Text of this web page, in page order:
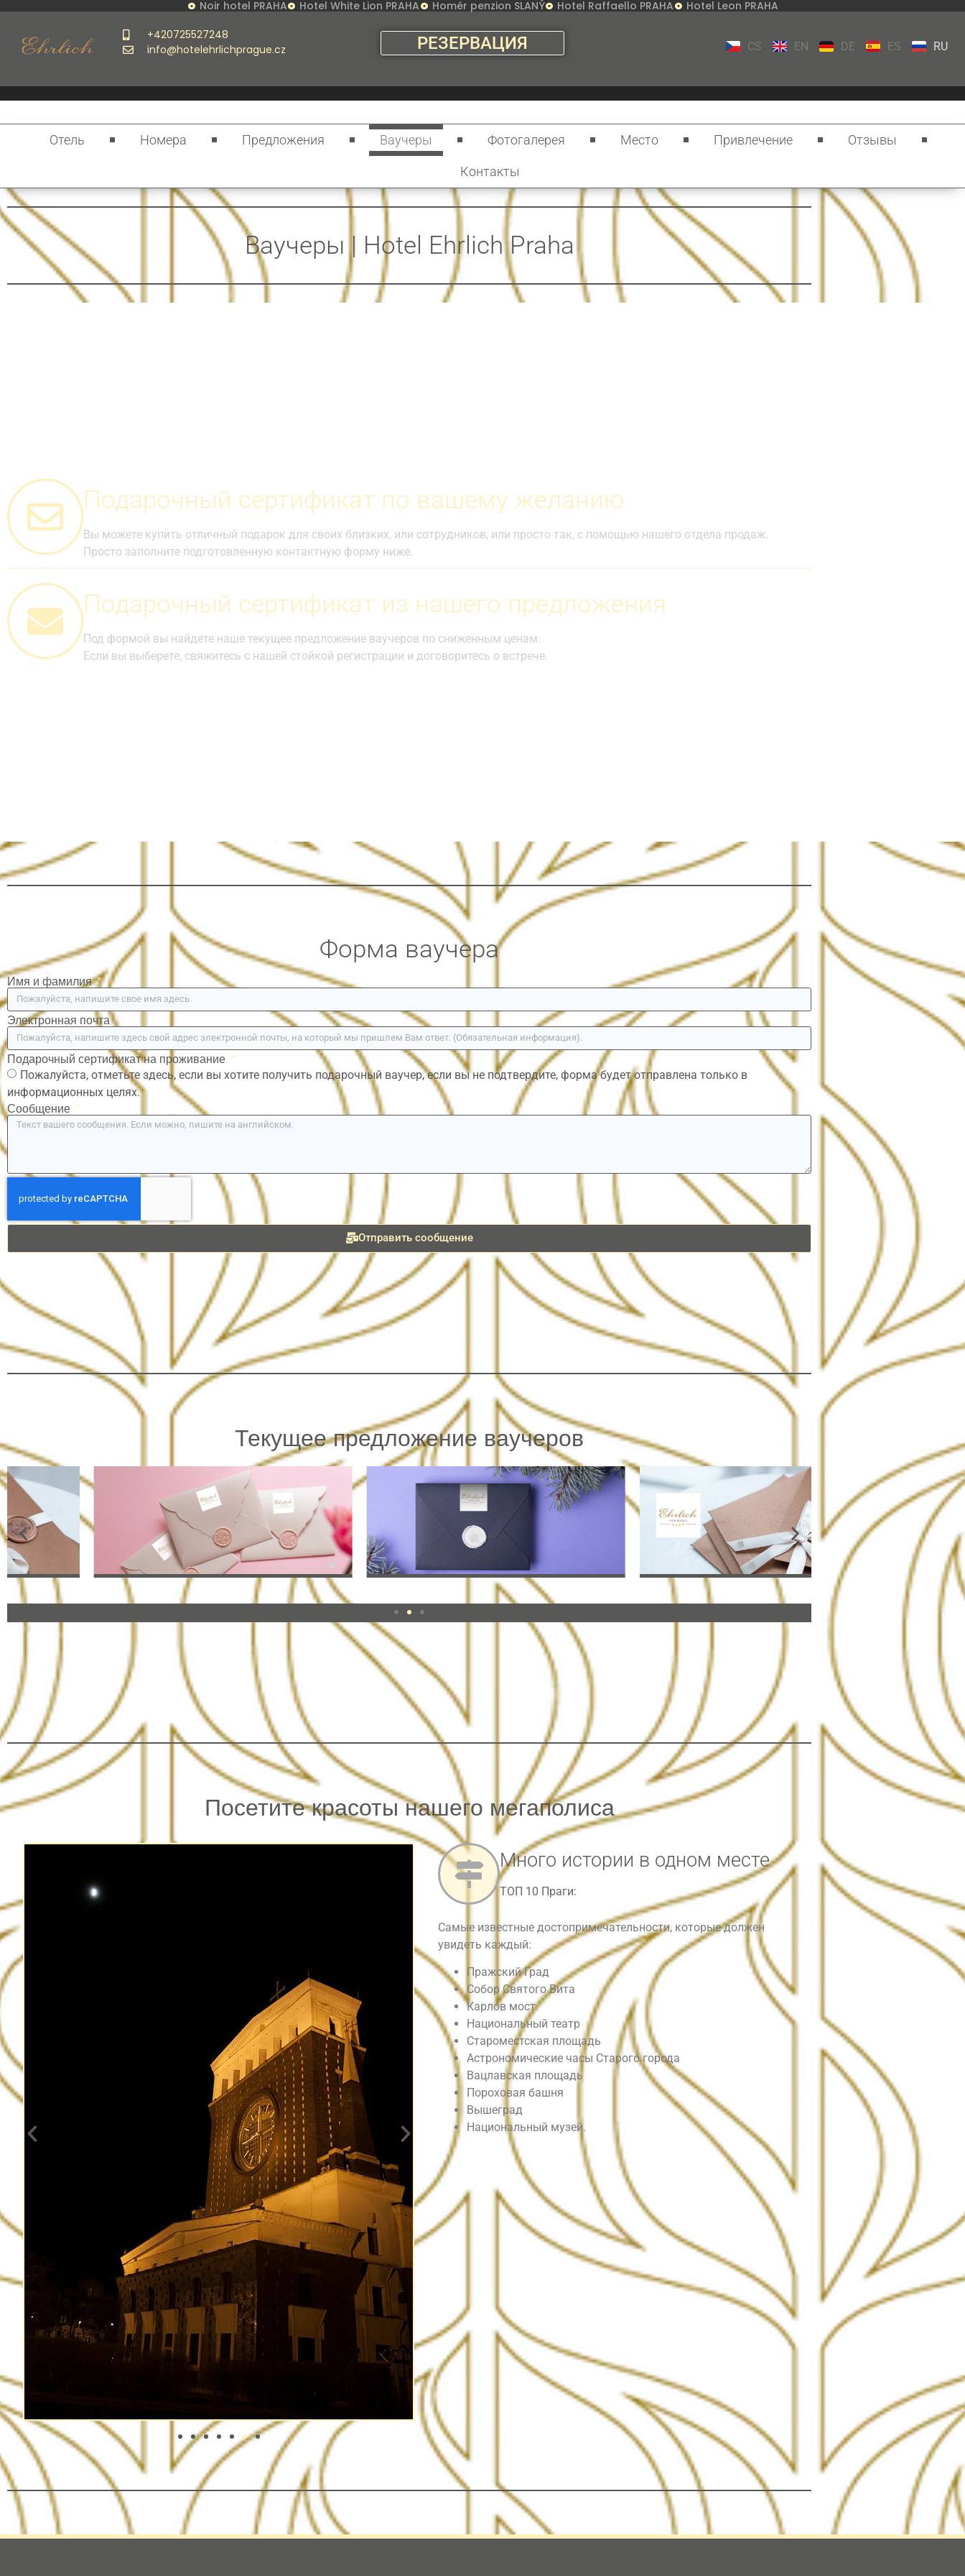
+420725527248
info@hotelehrlichprague.cz
РЕЗЕРВАЦИЯ CS EN DE ES RU
Noir hotel PRAHA Hotel White Lion PRAHA Homér penzion SLANÝ Hotel Raffaello PRAHA Hotel Leon PRAHA
Отель Номера Предложения Ваучеры Фотогалерея Место Привлечение Отзывы
Контакты
Ваучеры | Hotel Ehrlich Praha
Подарочный сертификат по вашему желанию
Вы можете купить отличный подарок для своих близких, или сотрудников, или просто так, с помощью нашего отдела продаж.
Просто заполните подготовленную контактную форму ниже.
Подарочный сертификат из нашего предложения
Под формой вы найдете наше текущее предложение ваучеров по сниженным ценам.
Если вы выберете, свяжитесь с нашей стойкой регистрации и договоритесь о встрече.
Форма ваучера
Имя и фамилия
Электронная почта
Подарочный сертификат на проживание
Пожалуйста, отметьте здесь, если вы хотите получить подарочный ваучер, если вы не подтвердите, форма будет отправлена ​​​​только в
информационных целях.
Сообщение
Отправить сообщение
Текущее предложение ваучеров
Посетите красоты нашего мегаполиса
Много истории в одном месте
ТОП 10 Праги:
Самые известные достопримечательности, которые должен
увидеть каждый:
Пражский Град
Собор Святого Вита
Карлов мост
Национальный театр
Староместская площадь
Астрономические часы Старого города
Вацлавская площадь
Пороховая башня
Вышеград
Национальный музей.